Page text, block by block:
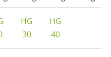
HG
30
HG
40